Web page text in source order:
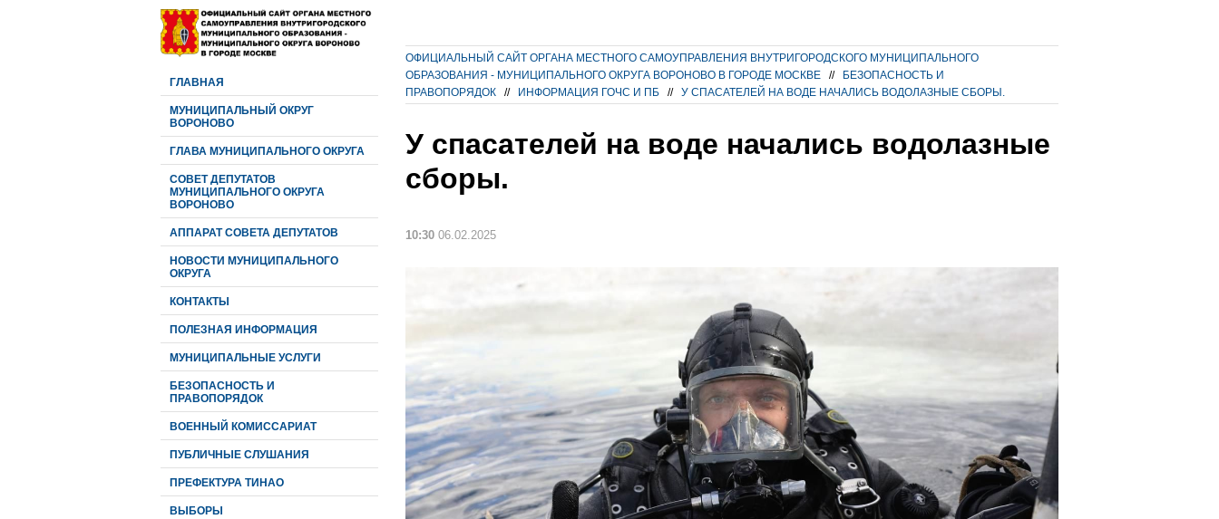
ГЛАВНАЯ
МУНИЦИПАЛЬНЫЙ ОКРУГ
ВОРОНОВО
ГЛАВА МУНИЦИПАЛЬНОГО ОКРУГА
CОВЕТ ДЕПУТАТОВ
МУНИЦИПАЛЬНОГО ОКРУГА
ВОРОНОВО
АППАРАТ СОВЕТА ДЕПУТАТОВ
НОВОСТИ МУНИЦИПАЛЬНОГО
ОКРУГА
КОНТАКТЫ
ПОЛЕЗНАЯ ИНФОРМАЦИЯ
МУНИЦИПАЛЬНЫЕ УСЛУГИ
БЕЗОПАСНОСТЬ И
ПРАВОПОРЯДОК
ВОЕННЫЙ КОМИССАРИАТ
ПУБЛИЧНЫЕ СЛУШАНИЯ
ПРЕФЕКТУРА ТИНАО
ВЫБОРЫ
ОФИЦИАЛЬНЫЙ САЙТ ОРГАНА МЕСТНОГО САМОУПРАВЛЕНИЯ ВНУТРИГОРОДСКОГО МУНИЦИПАЛЬНОГО
ОБРАЗОВАНИЯ - МУНИЦИПАЛЬНОГО ОКРУГА ВОРОНОВО В ГОРОДЕ МОСКВЕ
//
БЕЗОПАСНОСТЬ И
ПРАВОПОРЯДОК
// ИНФОРМАЦИЯ ГОЧС И ПБ // У СПАСАТЕЛЕЙ НА ВОДЕ НАЧАЛИСЬ ВОДОЛАЗНЫЕ СБОРЫ.
У спасателей на воде начались водолазные
сборы.
10:30 06.02.2025